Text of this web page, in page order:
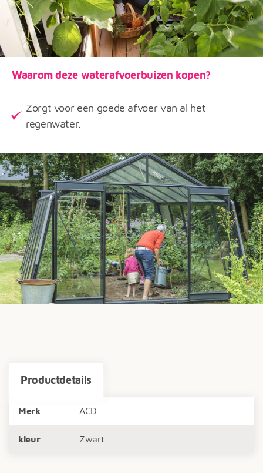
Waarom deze waterafvoerbuizen kopen?
Zorgt voor een goede afvoer van al het
regenwater.
Productdetails
Merk ACD
kleur Zwart